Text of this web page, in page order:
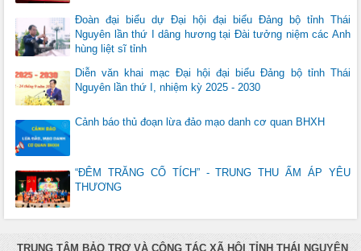
Đoàn đại biểu dự Đại hội đại biểu Đảng bộ tỉnh Thái
Nguyên lần thứ I dâng hương tại Đài tưởng niệm các Anh
hùng liệt sĩ tỉnh
Diễn văn khai mạc Đại hội đại biểu Đảng bộ tỉnh Thái
Nguyên lần thứ I, nhiệm kỳ 2025 - 2030
Cảnh báo thủ đoạn lừa đảo mạo danh cơ quan BHXH
“ĐÊM TRĂNG CỔ TÍCH” - TRUNG THU ẤM ÁP YÊU
THƯƠNG
TRUNG TÂM BẢO TRỢ VÀ CÔNG TÁC XÃ HỘI TỈNH THÁI NGUYÊN